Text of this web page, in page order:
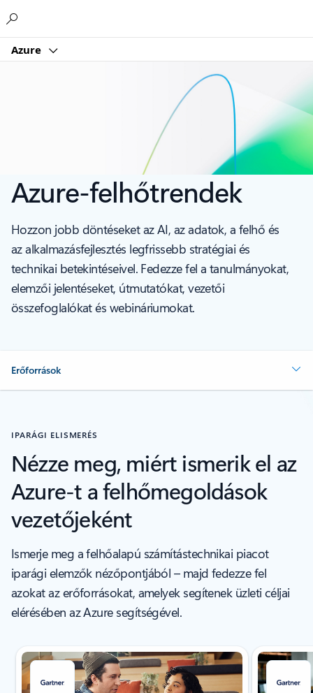
Azure
Azure-felhőtrendek
Hozzon jobb döntéseket az AI, az adatok, a felhő és
az alkalmazásfejlesztés legfrissebb stratégiai és
technikai betekintéseivel. Fedezze fel a tanulmányokat,
elemzői jelentéseket, útmutatókat, vezetői
összefoglalókat és webináriumokat.
Erőforrások
IPARÁGI ELISMERÉS
Nézze meg, miért ismerik el az
Azure-t a felhőmegoldások
vezetőjeként
Ismerje meg a felhőalapú számítástechnikai piacot
iparági elemzők nézőpontjából – majd fedezze fel
azokat az erőforrásokat, amelyek segítenek üzleti céljai
elérésében az Azure segítségével.
1/5. dia megjelenítése